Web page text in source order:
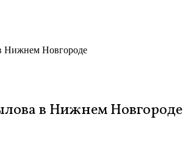
Нижнем Новгороде
в Нижнем Новгороде